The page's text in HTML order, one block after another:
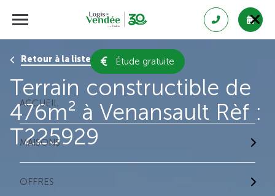
Étude gratuite
ACCUEIL
MAISONS
OFFRES
Retour à la liste des résultats
Terrain constructible de
476m² à Venansault Rèf :
T225929